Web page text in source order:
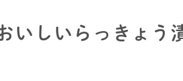
いしいらっきょう